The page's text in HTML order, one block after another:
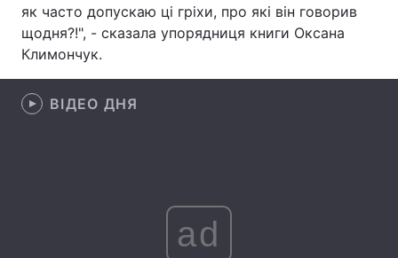
Цікавинки Погода
Екологія
Лонгріди
Вакансії
як часто допускаю ці гріхи, про які він говорив
щодня?!", - сказала упорядниця книги Оксана
Климончук.
ВІДЕО ДНЯ
ad